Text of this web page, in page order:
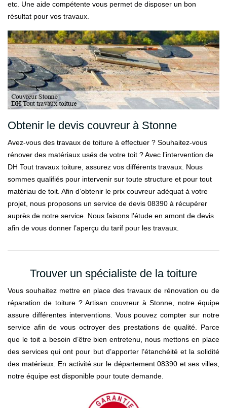
etc. Une aide compétente vous permet de disposer un bon
résultat pour vos travaux.
Obtenir le devis couvreur à Stonne
Avez-vous des travaux de toiture à effectuer ? Souhaitez-vous
rénover des matériaux usés de votre toit ? Avec l’intervention de
DH Tout travaux toiture, assurez vos différents travaux. Nous
sommes qualifiés pour intervenir sur toute structure et pour tout
matériau de toit. Afin d’obtenir le prix couvreur adéquat à votre
projet, nous proposons un service de devis 08390 à récupérer
auprès de notre service. Nous faisons l’étude en amont de devis
afin de vous donner l’aperçu du tarif pour les travaux.
Trouver un spécialiste de la toiture
Vous souhaitez mettre en place des travaux de rénovation ou de
réparation de toiture ? Artisan couvreur à Stonne, notre équipe
assure différentes interventions. Vous pouvez compter sur notre
service afin de vous octroyer des prestations de qualité. Parce
que le toit a besoin d’être bien entretenu, nous mettons en place
des services qui ont pour but d’apporter l’étanchéité et la solidité
des matériaux. En activité sur le département 08390 et ses villes,
notre équipe est disponible pour toute demande.